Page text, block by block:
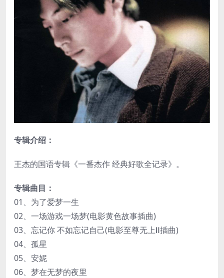
专辑介绍：
王杰的国语专辑《一番杰作 经典好歌全记录》。
专辑曲目：
01、为了爱梦一生
02、一场游戏一场梦(电影黄色故事插曲)
03、忘记你 不如忘记自己(电影至尊无上Ⅱ插曲)
04、孤星
05、安妮
06、梦在无梦的夜里